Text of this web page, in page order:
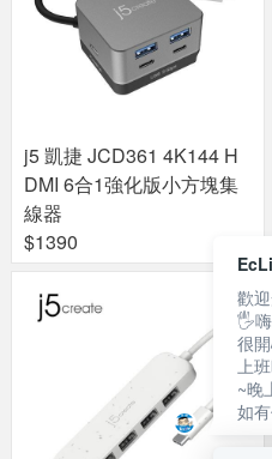
j5 凱捷 JCD361 4K144 H
DMI 6合1強化版小方塊集
線器
$1390
歡
🖐嗨
很
上
~晚
如